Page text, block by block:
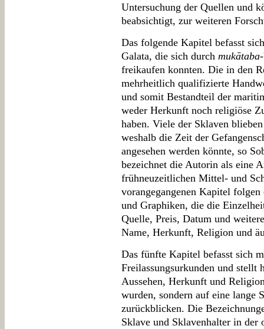
Untersuchung der Quellen und
beabsichtigt, zur weiteren
Das folgende Kapitel befasst
Galata, die sich durch mukātaba
freikaufen konnten. Die in den
mehrheitlich qualifizierte
und somit Bestandteil der
weder Herkunft noch religiöse
haben. Viele der Sklaven
weshalb die Zeit der
angesehen werden könnte, so
bezeichnet die Autorin als eine
frühneuzeitlichen Mittel- und
vorangegangenen Kapitel
und Graphiken, die die
Quelle, Preis, Datum und
Name, Herkunft, Religion und
Das fünfte Kapitel befasst sich
Freilassungsurkunden und stellt
Aussehen, Herkunft und
wurden, sondern auf eine lange
zurückblicken. Die
Sklave und Sklavenhalter in der